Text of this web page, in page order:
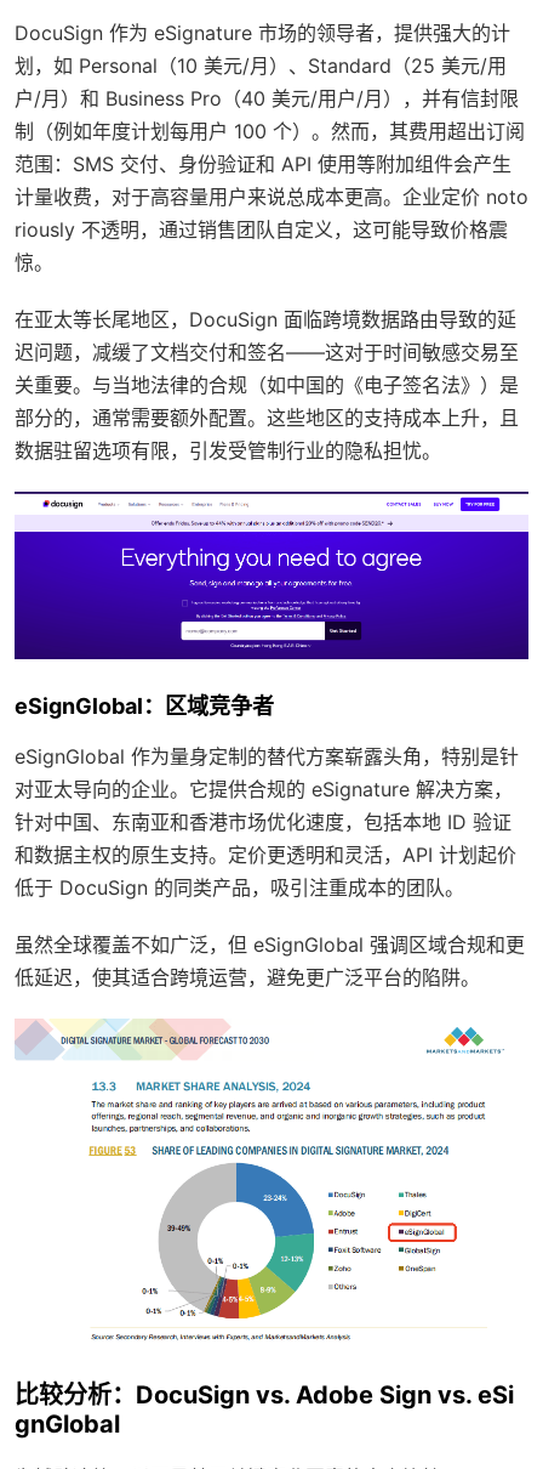
DocuSign 作为 eSignature 市场的领导者，提供强大的计
划，如 Personal（10 美元/月）、Standard（25 美元/用
户/月）和 Business Pro（40 美元/用户/月），并有信封限
制（例如年度计划每用户 100 个）。然而，其费用超出订阅
范围：SMS 交付、身份验证和 API 使用等附加组件会产生
计量收费，对于高容量用户来说总成本更高。企业定价 noto
riously 不透明，通过销售团队自定义，这可能导致价格震
惊。
在亚太等长尾地区，DocuSign 面临跨境数据路由导致的延
迟问题，减缓了文档交付和签名——这对于时间敏感交易至
关重要。与当地法律的合规（如中国的《电子签名法》）是
部分的，通常需要额外配置。这些地区的支持成本上升，且
数据驻留选项有限，引发受管制行业的隐私担忧。
eSignGlobal：区域竞争者
eSignGlobal 作为量身定制的替代方案崭露头角，特别是针
对亚太导向的企业。它提供合规的 eSignature 解决方案，
针对中国、东南亚和香港市场优化速度，包括本地 ID 验证
和数据主权的原生支持。定价更透明和灵活，API 计划起价
低于 DocuSign 的同类产品，吸引注重成本的团队。
虽然全球覆盖不如广泛，但 eSignGlobal 强调区域合规和更
低延迟，使其适合跨境运营，避免更广泛平台的陷阱。
比较分析：DocuSign vs. Adobe Sign vs. eSi
gnGlobal